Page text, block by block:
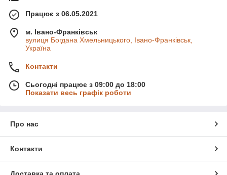
Працює з 06.05.2021
м. Івано-Франківськ
вулиця Богдана Хмельницького, Івано-Франківськ,
Україна
Контакти
Сьогодні працює з 09:00 до 18:00
Показати весь графік роботи
Про нас
Контакти